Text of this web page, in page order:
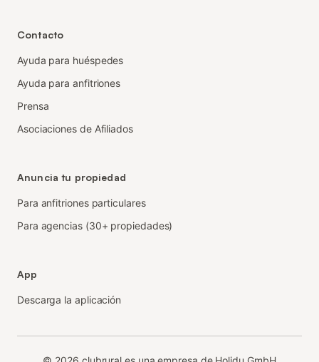
Contacto
Ayuda para huéspedes
Ayuda para anfitriones
Prensa
Asociaciones de Afiliados
Anuncia tu propiedad
Para anfitriones particulares
Para agencias (30+ propiedades)
App
Descarga la aplicación